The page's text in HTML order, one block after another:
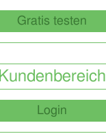
Gratis testen
Kundenbereich
Login